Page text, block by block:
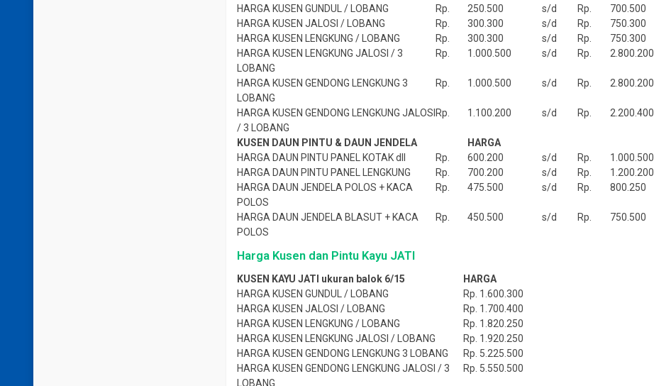
HARGA KUSEN GUNDUL / LOBANG
Rp. 250.500 s/d Rp.
700.500
HARGA KUSEN JALOSI / LOBANG
Rp. 300.300 s/d Rp.
750.300
HARGA KUSEN LENGKUNG / LOBANG
Rp. 300.300 s/d Rp.
750.300
HARGA KUSEN LENGKUNG JALOSI / 3
LOBANG
Rp. 1.000.500 s/d Rp. 2.800.200
HARGA KUSEN GENDONG LENGKUNG 3
LOBANG
Rp. 1.000.500 s/d Rp. 2.800.200
HARGA KUSEN GENDONG LENGKUNG JALOSI
/ 3 LOBANG
Rp. 1.100.200 s/d Rp. 2.200.400
KUSEN DAUN PINTU & DAUN JENDELA
HARGA
HARGA DAUN PINTU PANEL KOTAK dll
Rp. 600.200 s/d Rp.
1.000.500
HARGA DAUN PINTU PANEL LENGKUNG
Rp. 700.200 s/d Rp.
1.200.200
HARGA DAUN JENDELA POLOS + KACA
POLOS
Rp. 475.500 s/d Rp. 800.250
HARGA DAUN JENDELA BLASUT + KACA
POLOS
Rp. 450.500 s/d Rp. 750.500
Harga Kusen dan Pintu Kayu JATI
KUSEN KAYU JATI ukuran balok 6/15
HARGA
HARGA KUSEN GUNDUL / LOBANG
Rp. 1.600.300
HARGA KUSEN JALOSI / LOBANG
Rp. 1.700.400
HARGA KUSEN LENGKUNG / LOBANG
Rp. 1.820.250
HARGA KUSEN LENGKUNG JALOSI / LOBANG
Rp. 1.920.250
HARGA KUSEN GENDONG LENGKUNG 3 LOBANG
Rp. 5.225.500
HARGA KUSEN GENDONG LENGKUNG JALOSI / 3
LOBANG
Rp. 5.550.500